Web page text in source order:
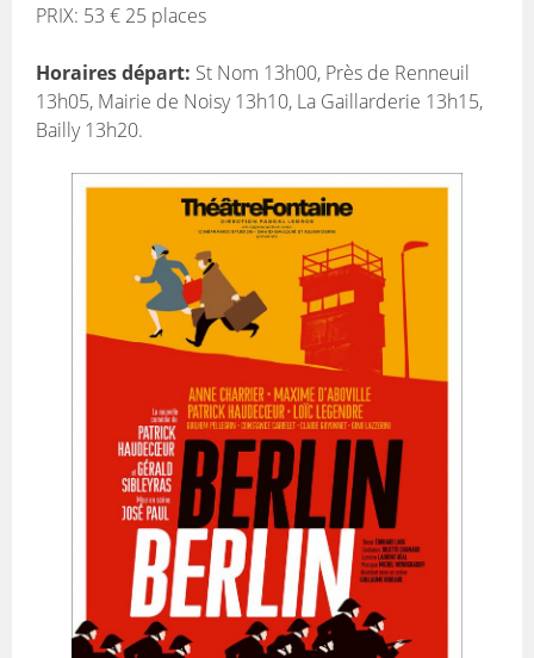
PRIX: 53 € 25 places
Horaires départ: St Nom 13h00, Près de Renneuil
13h05, Mairie de Noisy 13h10, La Gaillarderie 13h15,
Bailly 13h20.